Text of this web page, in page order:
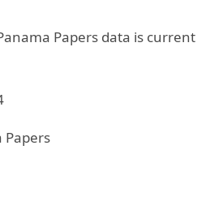
Papers data is current
Papers